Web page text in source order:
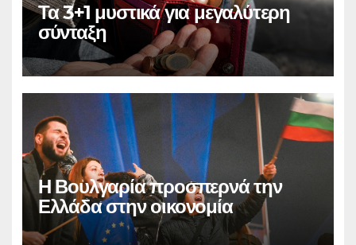
Τα 3+1 μυστικά για μεγαλύτερη
σύνταξη
Η Βουλγαρία προσπερνά την
Ελλάδα στην οικονομία